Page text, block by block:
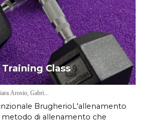
Class
Arosio, Gabri...
BrugherioL'allenamento
di allenamento che